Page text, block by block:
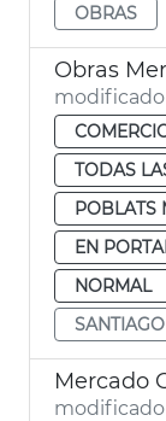
OBRAS
Obras
modificado
TODAS
POBLATS
EN
NORMAL
Mercado
modificado